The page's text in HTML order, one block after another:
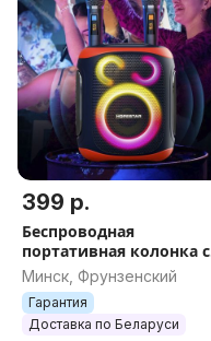
399 р.
Беспроводная
портативная колонка с
караоке 120W Hopestar
Party 130 с двумя
микрофонами,RGB
подсветка
Минск, Фрунзенский
Гарантия
Доставка по Беларуси